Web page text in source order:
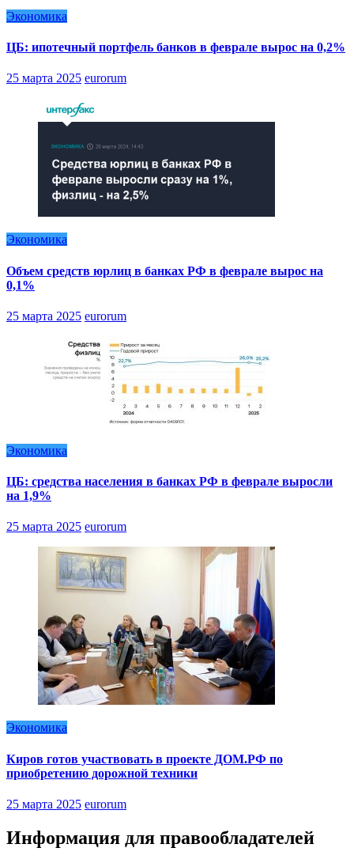
Экономика
ЦБ: ипотечный портфель банков в феврале вырос на 0,2%
25 марта 2025 eurorum
Экономика
Объем средств юрлиц в банках РФ в феврале вырос на
0,1%
25 марта 2025 eurorum
Экономика
ЦБ: средства населения в банках РФ в феврале выросли
на 1,9%
25 марта 2025 eurorum
Экономика
Киров готов участвовать в проекте ДОМ.РФ по
приобретению дорожной техники
25 марта 2025 eurorum
Информация для правообладателей